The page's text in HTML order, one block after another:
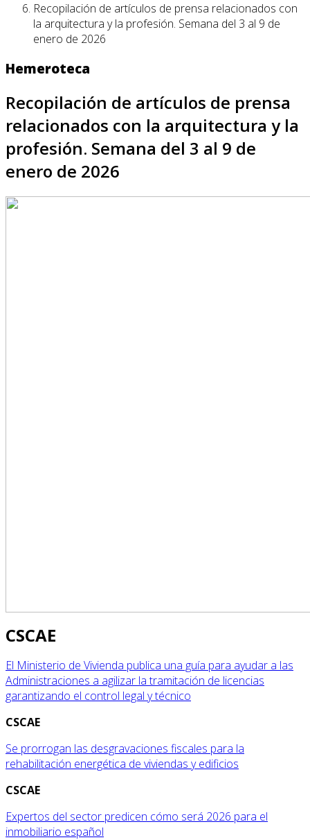
Recopilación de artículos de prensa relacionados con
la arquitectura y la profesión. Semana del 3 al 9 de
enero de 2026
Hemeroteca
Recopilación de artículos de prensa
relacionados con la arquitectura y la
profesión. Semana del 3 al 9 de
enero de 2026
CSCAE
El Ministerio de Vivienda publica una guía para ayudar a las
Administraciones a agilizar la tramitación de licencias
garantizando el control legal y técnico
CSCAE
Se prorrogan las desgravaciones fiscales para la
rehabilitación energética de viviendas y edificios
CSCAE
Expertos del sector predicen cómo será 2026 para el
inmobiliario español